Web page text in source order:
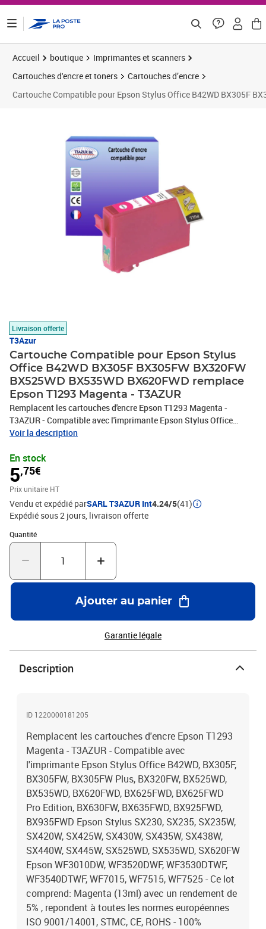
Accueil boutique
Imprimantes et scanners
Cartouches d'encre et toners
Cartouches d’encre
Cartouche Compatible pour Epson Stylus Office B42WD BX305F
Livraison offerte
T3Azur
Cartouche Compatible pour Epson Stylus
Office B42WD BX305F BX305FW BX320FW
BX525WD BX535WD BX620FWD remplace
Epson T1293 Magenta - T3AZUR
Remplacent les cartouches d'encre Epson T1293 Magenta -
T3AZUR - Compatible avec l'imprimante Epson Stylus Office
B42WD, BX305F, BX305FW, BX305FW Plus, BX320FW, BX525WD,
BX630FW, BX635FWD, BX925FWD, BX935FWD Epson Stylus
SX230, SX235, SX235W, SX420W, SX425W, SX430W, SX435W,
SX438W, SX440W, SX445W, SX525WD, SX535WD, SX620FW
Epson WF3010DW, WF3520DWF, WF3530DTWF, WF3540DTWF,
WF7015, WF7515, WF7525 - Ce lot comprend: Magenta (13ml)
avec un rendement de 5% , repondent à toutes les normes
européennes ISO 9001/14001, STMC, CE, ROHS - 100%
Compatible - Encre de haute qualité qui garantie une excellence
qualité d'impression - Marque T3AZUR
Voir la description
En stock
5,75€
Prix unitaire HT
Vendu et expédié parSARL T3AZUR Int4.24/5(41)
Expédié sous 2 jours livraison offerte
Quantité
Quantité : 1
Ajouter au panier
Garantie légale
Description
ID 1220000181205
Remplacent les cartouches d'encre Epson T1293
Magenta - T3AZUR - Compatible avec
l'imprimante Epson Stylus Office B42WD, BX305F,
BX305FW, BX305FW Plus, BX320FW, BX525WD,
BX535WD, BX620FWD, BX625FWD, BX625FWD
Pro Edition, BX630FW, BX635FWD, BX925FWD,
BX935FWD Epson Stylus SX230, SX235, SX235W,
SX420W, SX425W, SX430W, SX435W, SX438W,
SX440W, SX445W, SX525WD, SX535WD, SX620FW
Epson WF3010DW, WF3520DWF, WF3530DTWF,
WF3540DTWF, WF7015, WF7515, WF7525 - Ce lot
comprend: Magenta (13ml) avec un rendement de
5% , repondent à toutes les normes européennes
ISO 9001/14001, STMC, CE, ROHS - 100%